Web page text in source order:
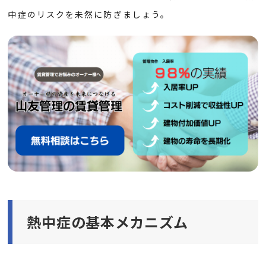
中症のリスクを未然に防ぎましょう。
熱中症の基本メカニズム